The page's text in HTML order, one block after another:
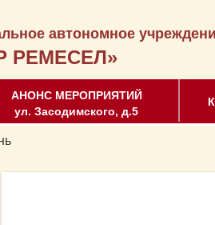
автономное
РЕМЕСЕЛ»
АНОНС МЕРОПРИЯТИЙ
ул. Засодимского, д.5